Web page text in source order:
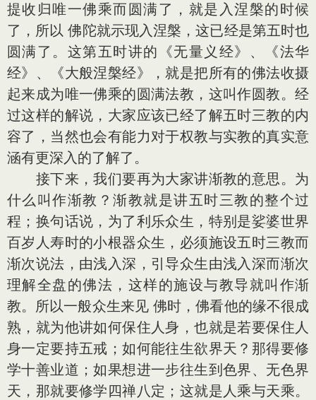
提收归唯一佛乘而圆满了，就是入涅槃的时候
了，所以 佛陀就示现入涅槃，这已经是第五时也
圆满了。这第五时讲的《无量义经》、《法华
经》、《大般涅槃经》，就是把所有的佛法收摄
起来成为唯一佛乘的圆满法教，这叫作圆教。经
过这样的解说，大家应该已经了解五时三教的内
容了，当然也会有能力对于权教与实教的真实意
涵有更深入的了解了。
接下来，我们要再为大家讲渐教的意思。为
什么叫作渐教？渐教就是讲五时三教的整个过
程；换句话说，为了利乐众生，特别是娑婆世界
百岁人寿时的小根器众生，必须施设五时三教而
渐次说法，由浅入深，引导众生由浅入深而渐次
理解全盘的佛法，这样的施设与教导就叫作渐
教。所以一般众生来见 佛时，佛看他的缘不很成
熟，就为他讲如何保住人身，也就是若要保住人
身一定要持五戒；如何能往生欲界天？那得要修
学十善业道；如果想进一步往生到色界、无色界
天，那就要修学四禅八定；这就是人乘与天乘。